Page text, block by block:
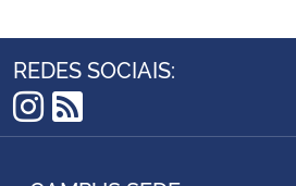
REDES SOCIAIS:
Instagram
RSS